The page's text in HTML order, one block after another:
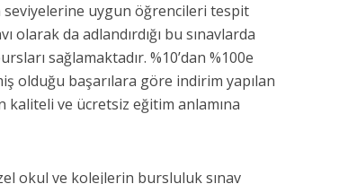
seviyelerine uygun öğrencileri tespit
olarak da adlandırdığı bu sınavlarda
sağlamaktadır. %10’dan %100e
olduğu başarılara göre indirim yapılan
kaliteli ve ücretsiz eğitim anlamına
okul ve kolejlerin bursluluk sınav